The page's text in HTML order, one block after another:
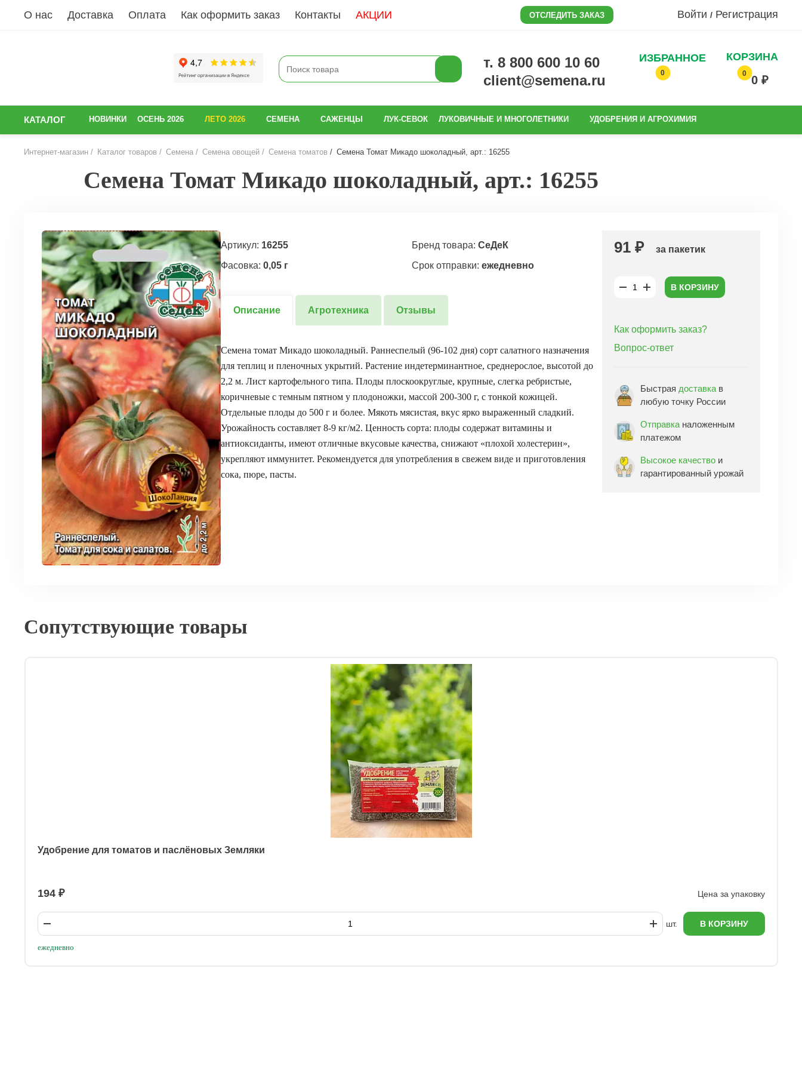
О нас Доставка Оплата Как оформить заказ Контакты АКЦИИ ОТСЛЕДИТЬ ЗАКАЗ Войти / Регистрация
т. 8 800 600 10 60
client@semena.ru
ИЗБРАННОЕ
0
КОРЗИНА
0
0 ₽
КАТАЛОГ НОВИНКИ ОСЕНЬ 2026 ЛЕТО 2026 СЕМЕНА САЖЕНЦЫ ЛУК-СЕВОК ЛУКОВИЧНЫЕ И МНОГОЛЕТНИКИ УДОБРЕНИЯ И АГРОХИМИЯ
Интернет-магазин Каталог товаров Семена Семена овощей Семена томатов Семена Томат Микадо шоколадный, арт.: 16255
Семена Томат Микадо шоколадный, арт.: 16255
Артикул: 16255 Бренд товара: СеДеК
Фасовка: 0,05 г Срок отправки: ежедневно
Описание Агротехника Отзывы
Семена томат Микадо шоколадный. Раннеспелый (96-102 дня) сорт салатного назначения
для теплиц и пленочных укрытий. Растение индетерминантное, среднерослое, высотой до
2,2 м. Лист картофельного типа. Плоды плоскоокруглые, крупные, слегка ребристые,
коричневые с темным пятном у плодоножки, массой 200-300 г, с тонкой кожицей.
Отдельные плоды до 500 г и более. Мякоть мясистая, вкус ярко выраженный сладкий.
Урожайность составляет 8-9 кг/м2. Ценность сорта: плоды содержат витамины и
антиоксиданты, имеют отличные вкусовые качества, снижают «плохой холестерин»,
укрепляют иммунитет. Рекомендуется для употребления в свежем виде и приготовления
сока, пюре, пасты.
91 ₽ за пакетик
В КОРЗИНУ
Как оформить заказ?
Вопрос-ответ
Быстрая доставка в
любую точку России
Отправка наложенным
платежом
Высокое качество и
гарантированный урожай
Сопутствующие товары
Удобрение для томатов и паслёновых Земляки
194 ₽ Цена за упаковку
шт. В КОРЗИНУ
ежедневно